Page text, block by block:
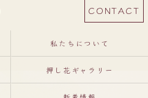
CONTACT
私たちについて
押し花ギャラリー